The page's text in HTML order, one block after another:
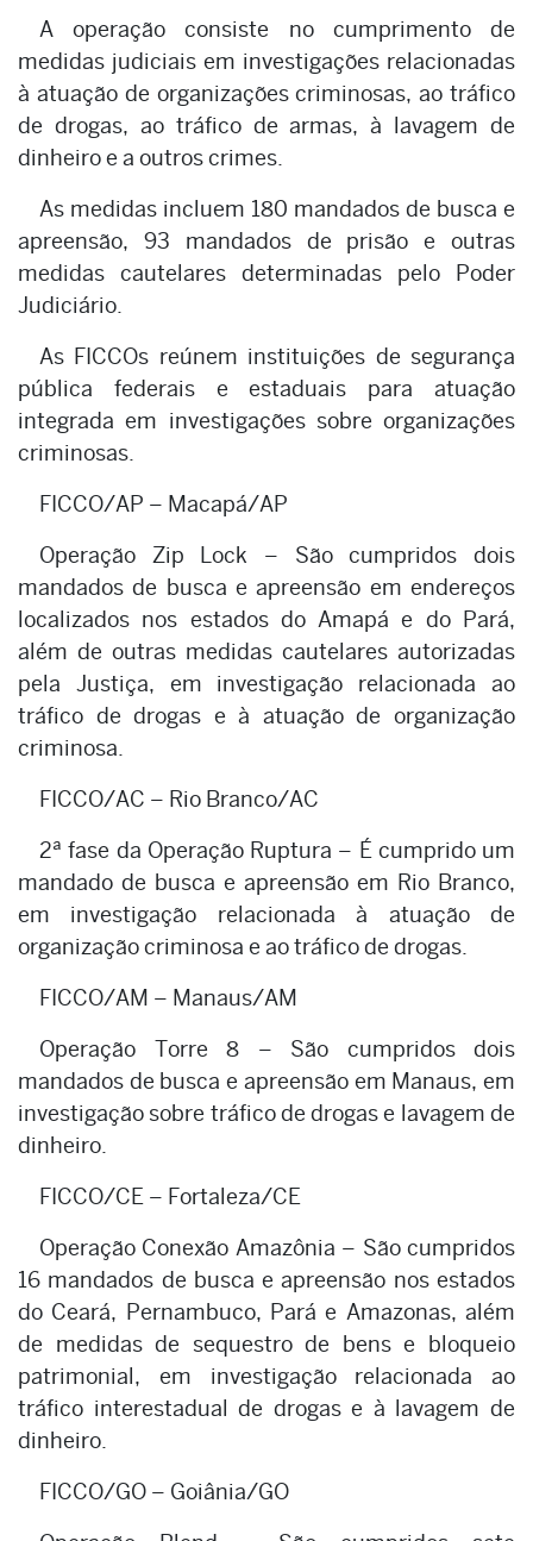
A operação consiste no cumprimento de
medidas judiciais em investigações relacionadas
à atuação de organizações criminosas, ao tráfico
de drogas, ao tráfico de armas, à lavagem de
dinheiro e a outros crimes.
As medidas incluem 180 mandados de busca e
apreensão, 93 mandados de prisão e outras
medidas cautelares determinadas pelo Poder
Judiciário.
As FICCOs reúnem instituições de segurança
pública federais e estaduais para atuação
integrada em investigações sobre organizações
criminosas.
FICCO/AP – Macapá/AP
Operação Zip Lock – São cumpridos dois
mandados de busca e apreensão em endereços
localizados nos estados do Amapá e do Pará,
além de outras medidas cautelares autorizadas
pela Justiça, em investigação relacionada ao
tráfico de drogas e à atuação de organização
criminosa.
FICCO/AC – Rio Branco/AC
2ª fase da Operação Ruptura – É cumprido um
mandado de busca e apreensão em Rio Branco,
em investigação relacionada à atuação de
organização criminosa e ao tráfico de drogas.
FICCO/AM – Manaus/AM
Operação Torre 8 – São cumpridos dois
mandados de busca e apreensão em Manaus, em
investigação sobre tráfico de drogas e lavagem de
dinheiro.
FICCO/CE – Fortaleza/CE
Operação Conexão Amazônia – São cumpridos
16 mandados de busca e apreensão nos estados
do Ceará, Pernambuco, Pará e Amazonas, além
de medidas de sequestro de bens e bloqueio
patrimonial, em investigação relacionada ao
tráfico interestadual de drogas e à lavagem de
dinheiro.
FICCO/GO – Goiânia/GO